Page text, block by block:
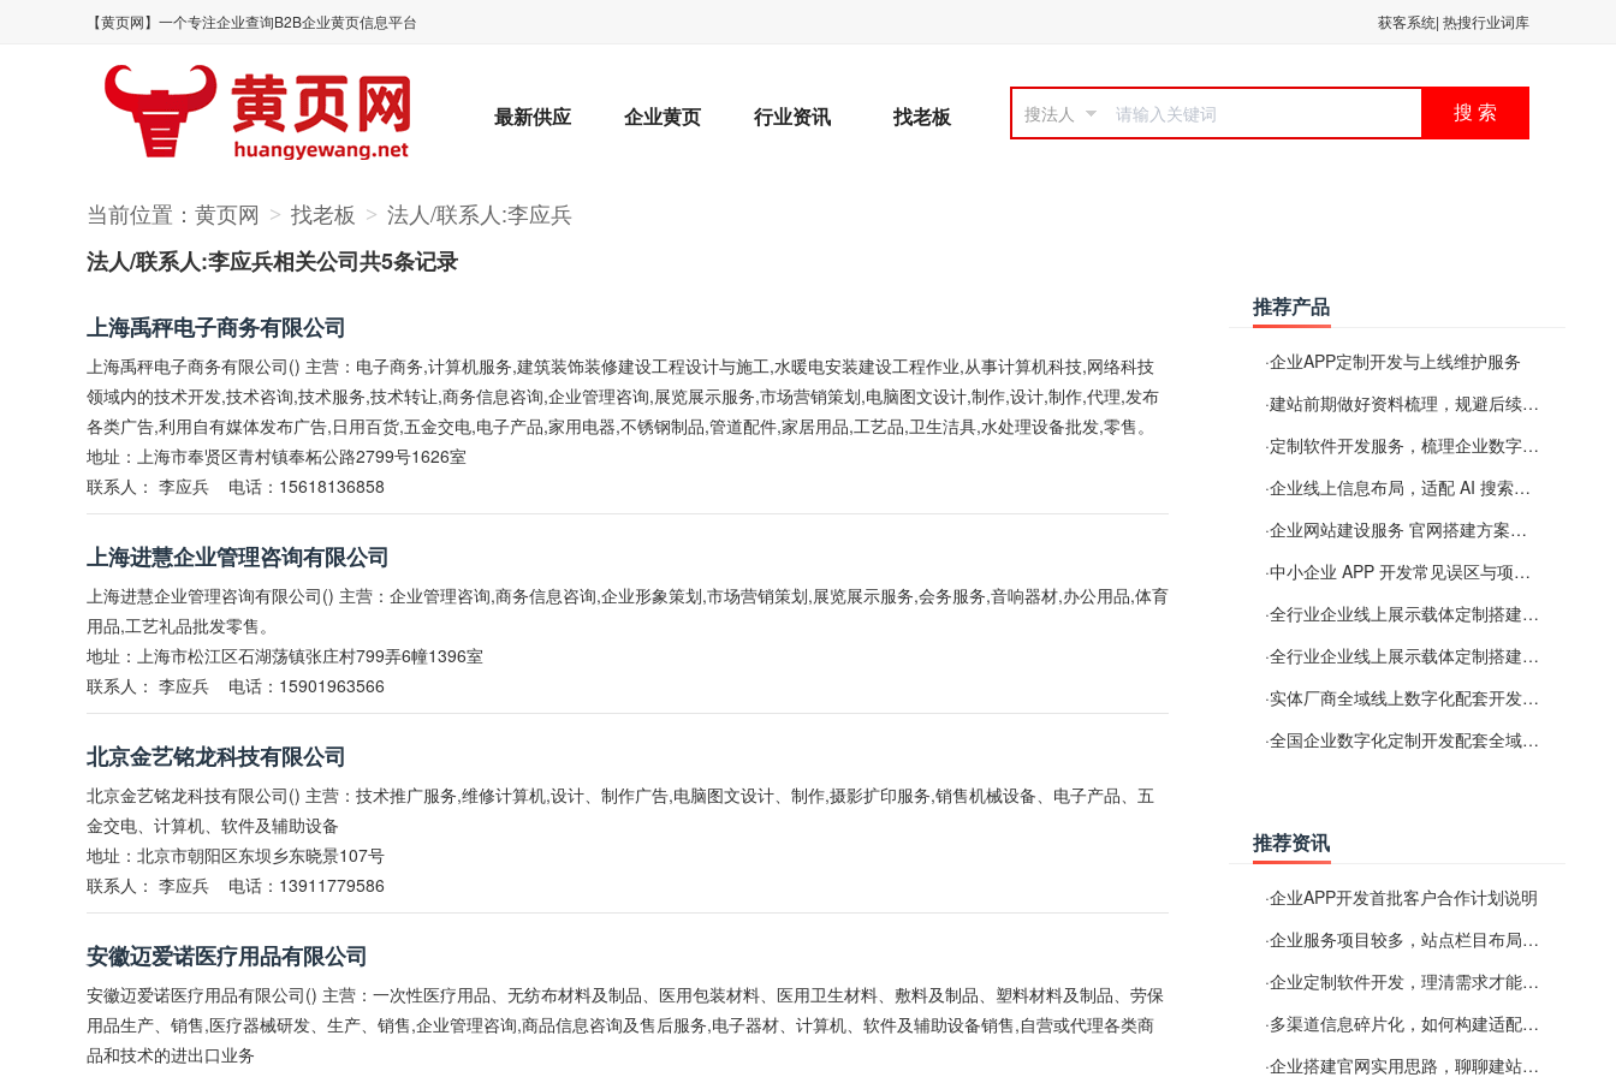
【黄页网】一个专注企业查询B2B企业黄页信息平台 获客系统| 热搜行业词库
最新供应 企业黄页 行业资讯 找老板 搜法人 搜 索
当前位置： 黄页网 > 找老板 > 法人/联系人:李应兵
法人/联系人:李应兵相关公司共5条记录
上海禹秤电子商务有限公司
上海禹秤电子商务有限公司() 主营：电子商务,计算机服务,建筑装饰装修建设工程设计与施工,水暖电安装建设工程作业,从事计算机科技,网络科技
领域内的技术开发,技术咨询,技术服务,技术转让,商务信息咨询,企业管理咨询,展览展示服务,市场营销策划,电脑图文设计,制作,设计,制作,代理,发布
各类广告,利用自有媒体发布广告,日用百货,五金交电,电子产品,家用电器,不锈钢制品,管道配件,家居用品,工艺品,卫生洁具,水处理设备批发,零售。
地址：上海市奉贤区青村镇奉柘公路2799号1626室
联系人： 李应兵 电话：15618136858
上海进慧企业管理咨询有限公司
上海进慧企业管理咨询有限公司() 主营：企业管理咨询,商务信息咨询,企业形象策划,市场营销策划,展览展示服务,会务服务,音响器材,办公用品,体育
用品,工艺礼品批发零售。
地址：上海市松江区石湖荡镇张庄村799弄6幢1396室
联系人： 李应兵 电话：15901963566
北京金艺铭龙科技有限公司
北京金艺铭龙科技有限公司() 主营：技术推广服务,维修计算机,设计、制作广告,电脑图文设计、制作,摄影扩印服务,销售机械设备、电子产品、五
金交电、计算机、软件及辅助设备
地址：北京市朝阳区东坝乡东晓景107号
联系人： 李应兵 电话：13911779586
安徽迈爱诺医疗用品有限公司
安徽迈爱诺医疗用品有限公司() 主营：一次性医疗用品、无纺布材料及制品、医用包装材料、医用卫生材料、敷料及制品、塑料材料及制品、劳保
用品生产、销售,医疗器械研发、生产、销售,企业管理咨询,商品信息咨询及售后服务,电子器材、计算机、软件及辅助设备销售,自营或代理各类商
品和技术的进出口业务
推荐产品
·企业APP定制开发与上线维护服务
·建站前期做好资料梳理，规避后续各类使用难题
·定制软件开发服务，梳理企业数字化落地常见难点
·企业线上信息布局，适配 AI 搜索需要留意这些要点
·企业网站建设服务 官网搭建方案经验分享
·中小企业 APP 开发常见误区与项目规划实用经验
·全行业企业线上展示载体定制搭建服务
·全行业企业线上展示载体定制搭建服务
·实体厂商全域线上数字化配套开发与地域检索优化服务
·全国企业数字化定制开发配套全域搜索优化服务
推荐资讯
·企业APP开发首批客户合作计划说明
·企业服务项目较多，站点栏目布局规划参考思路
·企业定制软件开发，理清需求才能提升数字化落地效率
·多渠道信息碎片化，如何构建适配 AI 检索的品牌信息源
·企业搭建官网实用思路，聊聊建站容易忽视的问题